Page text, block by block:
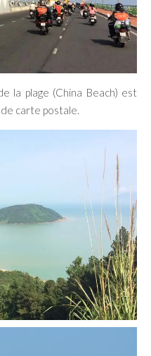
la plage (China Beach) est
de carte postale.